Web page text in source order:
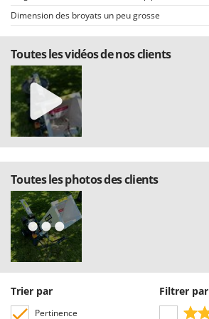
Dimension des broyats un peu grosse
Toutes les vidéos de nos clients
Toutes les photos des clients
Trier par
Pertinence
Filtrer par